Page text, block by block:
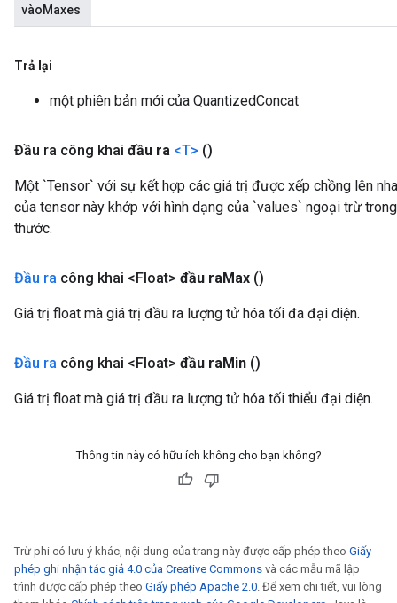
vàoMaxes
Trả lại
một phiên bản mới của QuantizedConcat
Đầu ra công khai đầu ra <T> ()
Một `Tensor` với sự kết hợp các giá trị được xếp chồng lên
của tensor này khớp với hình dạng của `values` ngoại trừ
thước.
Đầu ra công khai <Float> đầu raMax ()
Giá trị float mà giá trị đầu ra lượng tử hóa tối đa đại diện.
Đầu ra công khai <Float> đầu raMin ()
Giá trị float mà giá trị đầu ra lượng tử hóa tối thiểu đại diện.
Thông tin này có hữu ích không cho bạn không?
Trừ phi có lưu ý khác, nội dung của trang này được cấp phép theo Giấy
phép ghi nhận tác giả 4.0 của Creative Commons và các mẫu mã lập
trình được cấp phép theo Giấy phép Apache 2.0. Để xem chi tiết, vui lòng